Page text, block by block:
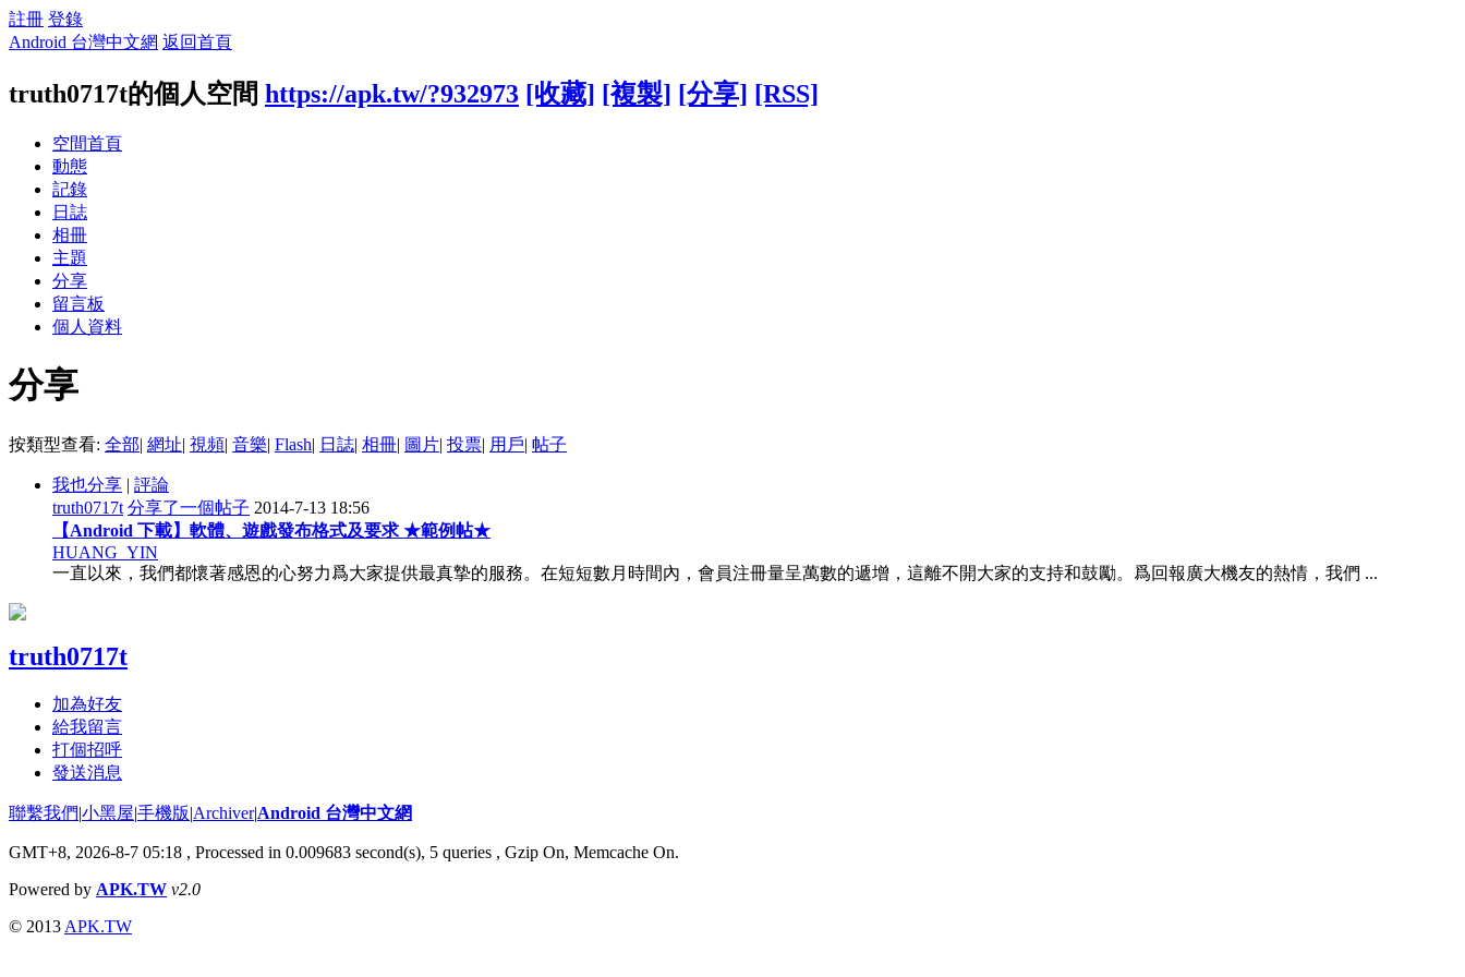
註冊 登錄
Android 台灣中文網 返回首頁
truth0717t的個人空間 https://apk.tw/?932973 [收藏] [複製] [分享] [RSS]
空間首頁
動態
記錄
日誌
相冊
主題
分享
留言板
個人資料
分享
按類型查看: 全部| 網址| 視頻| 音樂| Flash| 日誌| 相冊| 圖片| 投票| 用戶| 帖子
我也分享 | 評論
truth0717t 分享了一個帖子 2014-7-13 18:56
【Android 下載】軟體、遊戲發布格式及要求 ★範例帖★
HUANG_YIN
一直以來，我們都懷著感恩的心努力爲大家提供最真摯的服務。在短短數月時間內，會員注冊量呈萬數的遞增，這離不開大家的支持和鼓勵。爲回報廣大機友的熱情，我們 ...
truth0717t
加為好友
給我留言
打個招呼
發送消息
聯繫我們|小黑屋|手機版|Archiver|Android 台灣中文網
GMT+8, 2026-8-7 05:18 , Processed in 0.009683 second(s), 5 queries , Gzip On, Memcache On.
Powered by APK.TW v2.0
© 2013 APK.TW